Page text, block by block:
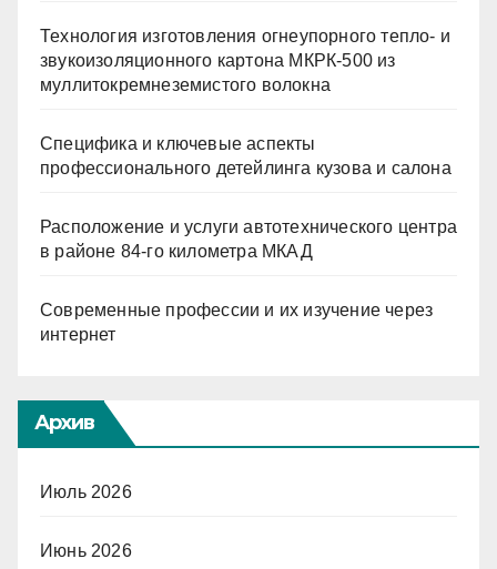
Технология изготовления огнеупорного тепло- и
звукоизоляционного картона МКРК-500 из
муллитокремнеземистого волокна
Специфика и ключевые аспекты
профессионального детейлинга кузова и салона
Расположение и услуги автотехнического центра
в районе 84-го километра МКАД
Современные профессии и их изучение через
интернет
Архив
Июль 2026
Июнь 2026